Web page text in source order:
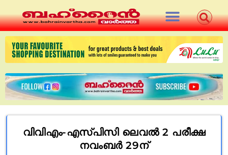
വിവിഎം-എസ്പിസി ലെവല്‍ 2 പരീക്ഷ
നവംബര്‍ 29ന്